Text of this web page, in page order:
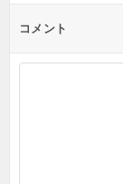
コメント